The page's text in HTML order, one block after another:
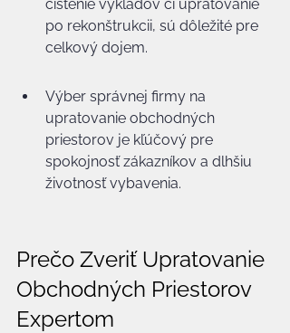
čistenie výkladov či upratovanie
po rekonštrukcii, sú dôležité pre
celkový dojem.
Výber správnej firmy na
upratovanie obchodných
priestorov je kľúčový pre
spokojnosť zákazníkov a dlhšiu
životnosť vybavenia.
Prečo Zveriť Upratovanie
Obchodných Priestorov
Expertom